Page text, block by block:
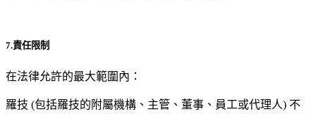
7.責任限制
在法律允許的最大範圍內：
羅技 (包括羅技的附屬機構、主管、董事、員工或代理人) 不